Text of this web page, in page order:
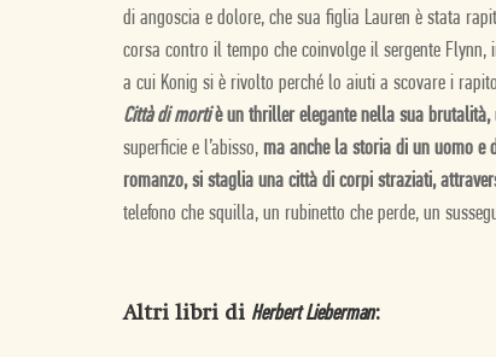
di angoscia e dolore, che sua figlia Lauren è stata
corsa contro il tempo che coinvolge il sergente Flynn,
a cui Konig si è rivolto perché lo aiuti a scovare i
Città di mortiè un thriller elegante nella sua brutalità,
superficie e l’abisso, ma anche la storia di un uomo e
romanzo, si staglia una città di corpi straziati,
telefono che squilla, un rubinetto che perde, un
Altri libri di Herbert Lieberman: